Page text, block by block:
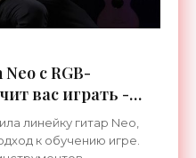
с RGB-
вас играть -
линейку гитар Neo,
к обучению игре.